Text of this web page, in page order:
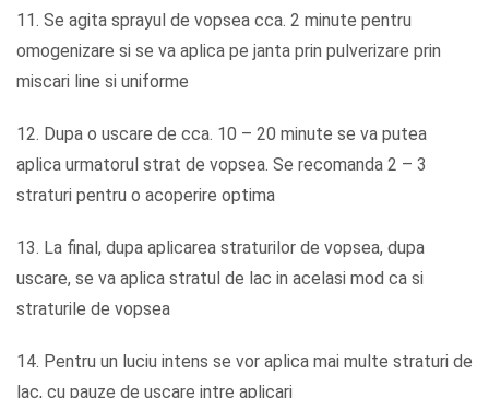
11. Se agita sprayul de vopsea cca. 2 minute pentru
omogenizare si se va aplica pe janta prin pulverizare prin
miscari line si uniforme
12. Dupa o uscare de cca. 10 – 20 minute se va putea
aplica urmatorul strat de vopsea. Se recomanda 2 – 3
straturi pentru o acoperire optima
13. La final, dupa aplicarea straturilor de vopsea, dupa
uscare, se va aplica stratul de lac in acelasi mod ca si
straturile de vopsea
14. Pentru un luciu intens se vor aplica mai multe straturi de
lac, cu pauze de uscare intre aplicari